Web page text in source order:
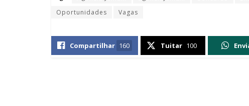
Oportunidades
Vagas
Compartilhar 160 Tuitar 100